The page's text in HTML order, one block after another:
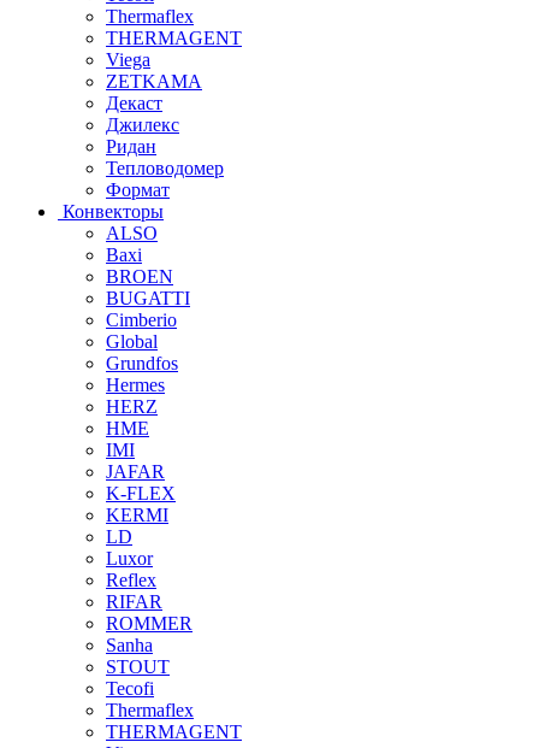
Thermaflex
THERMAGENT
Viega
ZETKAMA
Декаст
Джилекс
Ридан
Тепловодомер
Формат
Конвекторы
ALSO
Baxi
BROEN
BUGATTI
Cimberio
Global
Grundfos
Hermes
HERZ
HME
IMI
JAFAR
K-FLEX
KERMI
LD
Luxor
Reflex
RIFAR
ROMMER
Sanha
STOUT
Tecofi
Thermaflex
THERMAGENT